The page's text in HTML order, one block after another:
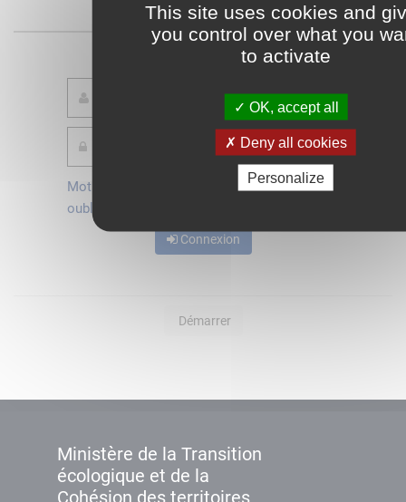
This site uses cookies and
you control over what you
to activate
OK, accept all
Deny all cookies
Personalize
ou
Mot de passe
oublié ?
Je crée mon
Connexion
Démarrer
Ministère de la Transition
écologique et de la
Cohésion des territoires